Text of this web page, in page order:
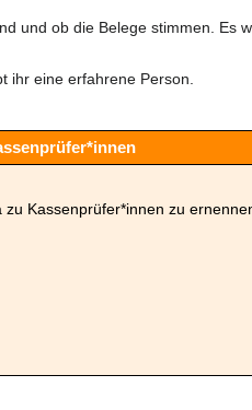
und ob die Belege stimmen. Es
ihr eine erfahrene Person.
Kassenprüfer*innen zu